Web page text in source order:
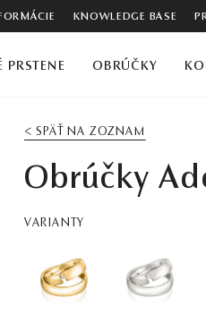
KNOWLEDGE BASE
PRSTENE OBRÚČKY
< SPÄŤ NA ZOZNAM
Obrúčky
VARIANTY